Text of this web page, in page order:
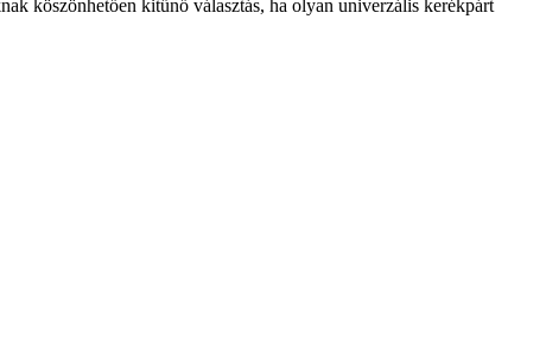
köszönhetően kitűnő választás, ha olyan univerzális kerékpárt